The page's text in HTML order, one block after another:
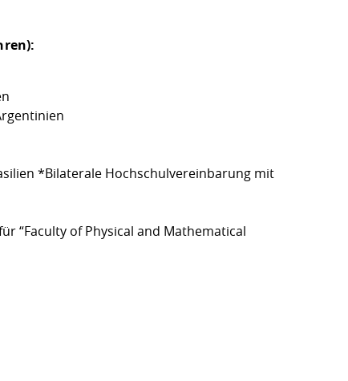
*Bilaterale Hochschulvereinbarung mit
“Faculty of Physical and Mathematical